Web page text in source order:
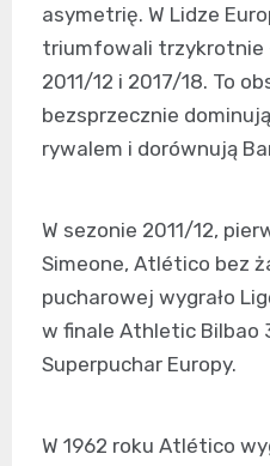
asymetrię. W Lidze
triumfowali trzykrotnie
2011/12 i 2017/18. To
bezsprzecznie
rywalem i dorównują
W sezonie 2011/12,
Simeone, Atlético bez
pucharowej wygrało
w finale Athletic Bilbao
Superpuchar Europy.
W 1962 roku Atlético